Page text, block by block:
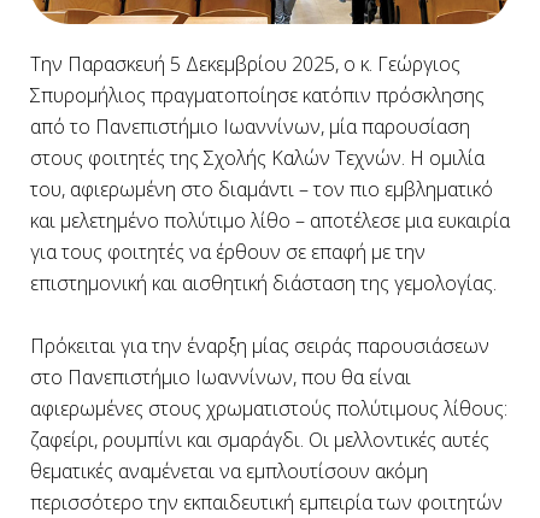
Την Παρασκευή 5 Δεκεμβρίου 2025, ο κ. Γεώργιος
Σπυρομήλιος πραγματοποίησε κατόπιν πρόσκλησης
από το Πανεπιστήμιο Ιωαννίνων, μία παρουσίαση
στους φοιτητές της Σχολής Καλών Τεχνών. Η ομιλία
του, αφιερωμένη στο διαμάντι – τον πιο εμβληματικό
και μελετημένο πολύτιμο λίθο – αποτέλεσε μια ευκαιρία
για τους φοιτητές να έρθουν σε επαφή με την
επιστημονική και αισθητική διάσταση της γεμολογίας.
Πρόκειται για την έναρξη μίας σειράς παρουσιάσεων
στο Πανεπιστήμιο Ιωαννίνων, που θα είναι
αφιερωμένες στους χρωματιστούς πολύτιμους λίθους:
ζαφείρι, ρουμπίνι και σμαράγδι. Οι μελλοντικές αυτές
θεματικές αναμένεται να εμπλουτίσουν ακόμη
περισσότερο την εκπαιδευτική εμπειρία των φοιτητών